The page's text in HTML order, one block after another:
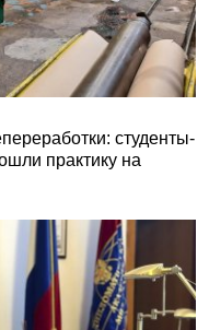
студенты-
практику на